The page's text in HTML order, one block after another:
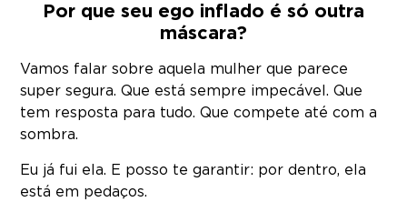
Por que seu ego inflado é só outra
máscara?
Vamos falar sobre aquela mulher que parece
super segura. Que está sempre impecável. Que
tem resposta para tudo. Que compete até com a
sombra.
Eu já fui ela. E posso te garantir: por dentro, ela
está em pedaços.